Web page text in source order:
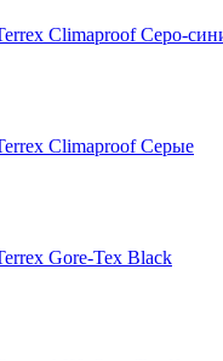
Climaproof Серо-
Climaproof Серые
Gore-Tex Black